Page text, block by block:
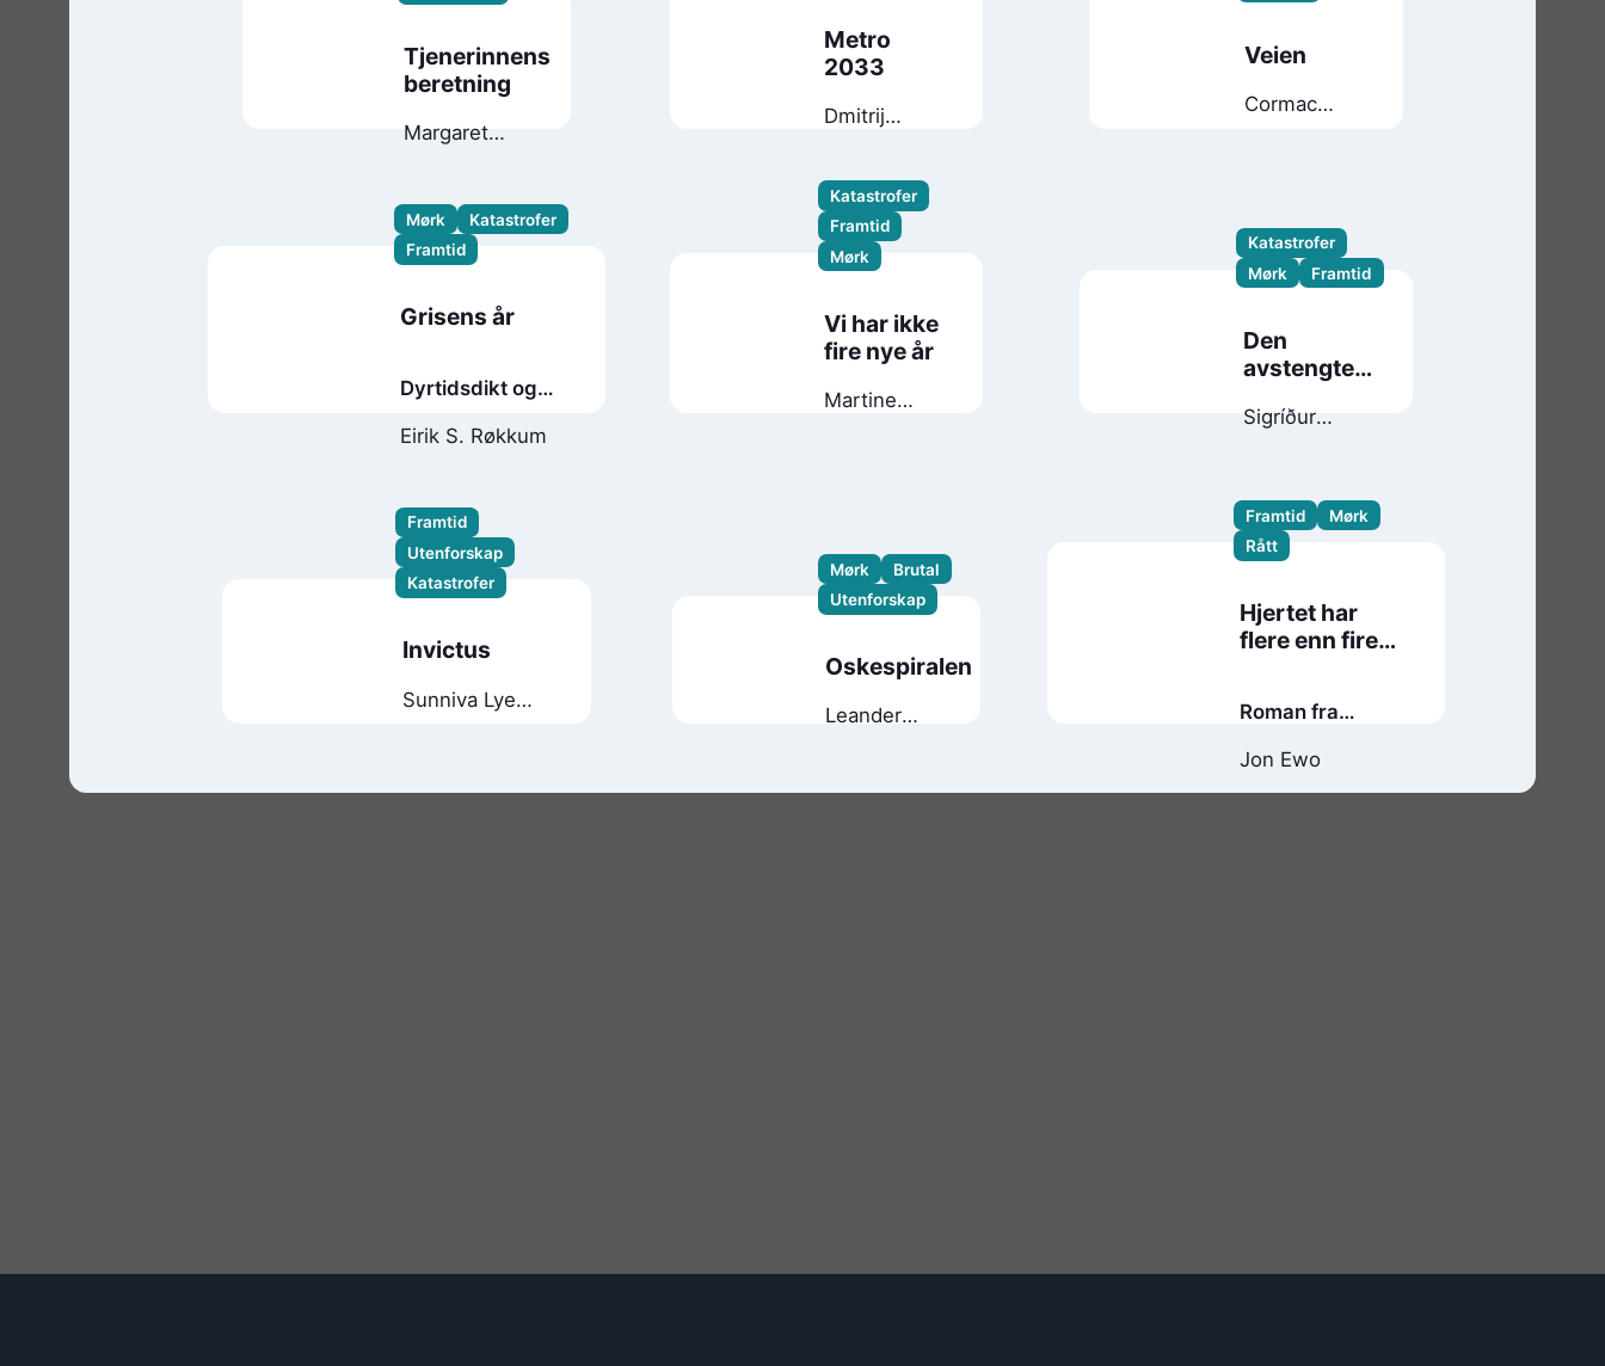
Tjenerinnens
beretning
Margaret
Metro
2033
Dmitrij
Veien
Cormac
Mørk
Katastrofer
Framtid
Grisens år
Dyrtidsdikt og
deler
Eirik S. Røkkum
Katastrofer
Framtid
Mørk
Vi har ikke
fire nye år
Martine
Katastrofer
Mørk
Framtid
Den
avstengte
Sigríður
Framtid
Utenforskap
Katastrofer
Invictus
Sunniva Lye
Mørk
Brutal
Utenforskap
Oskespiralen
Leander
Framtid
Mørk
Rått
Hjertet har
flere enn fire
Roman fra
Jon Ewo